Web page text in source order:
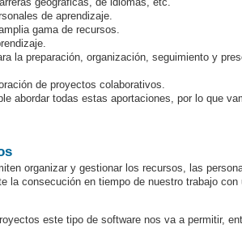
de aprendizaje.
gama de recursos.
la preparación, organización, seguimiento y
de proyectos colaborativos.
abordar todas estas aportaciones, por lo que
organizar y gestionar los recursos, las
la consecución en tiempo de nuestro trabajo
este tipo de software nos va a permitir,